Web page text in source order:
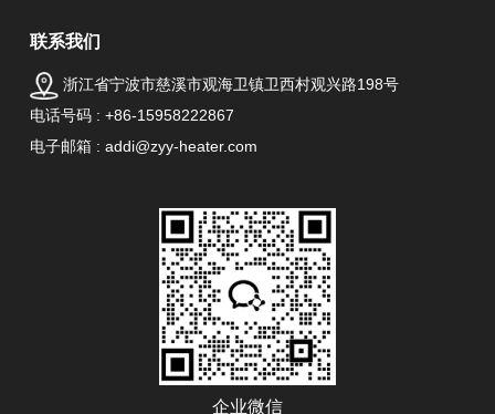
联系我们
浙江省宁波市慈溪市观海卫镇卫西村观兴路198号
电话号码 : +86-15958222867
电子邮箱 : addi@zyy-heater.com
企业微信